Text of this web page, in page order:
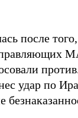
после
удар по